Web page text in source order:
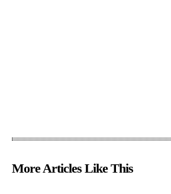
More Articles Like This